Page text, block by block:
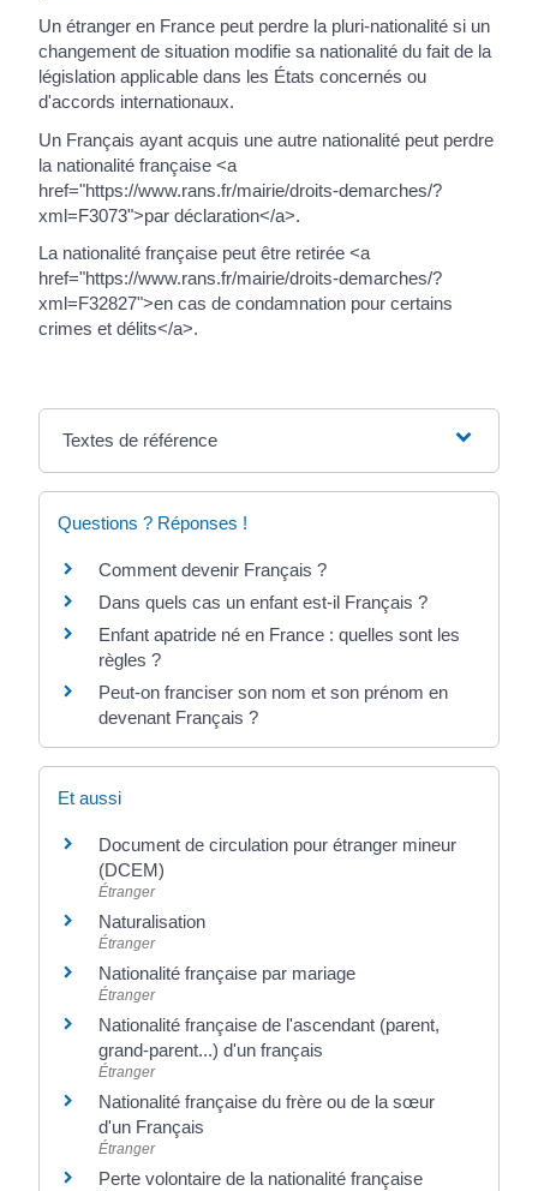
Un étranger en France peut perdre la pluri-nationalité si un
changement de situation modifie sa nationalité du fait de la
législation applicable dans les États concernés ou
d'accords internationaux.
Un Français ayant acquis une autre nationalité peut perdre
la nationalité française <a
href="https://www.rans.fr/mairie/droits-demarches/?
xml=F3073">par déclaration</a>.
La nationalité française peut être retirée <a
href="https://www.rans.fr/mairie/droits-demarches/?
xml=F32827">en cas de condamnation pour certains
crimes et délits</a>.
Textes de référence
Questions ? Réponses !
Comment devenir Français ?
Dans quels cas un enfant est-il Français ?
Enfant apatride né en France : quelles sont les
règles ?
Peut-on franciser son nom et son prénom en
devenant Français ?
Et aussi
Document de circulation pour étranger mineur
(DCEM)
Étranger
Naturalisation
Étranger
Nationalité française par mariage
Étranger
Nationalité française de l'ascendant (parent,
grand-parent...) d'un français
Étranger
Nationalité française du frère ou de la sœur
d'un Français
Étranger
Perte volontaire de la nationalité française